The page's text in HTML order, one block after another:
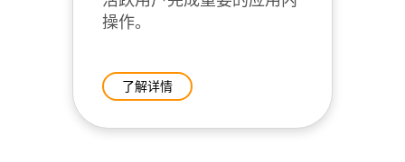
操作。
了解详情